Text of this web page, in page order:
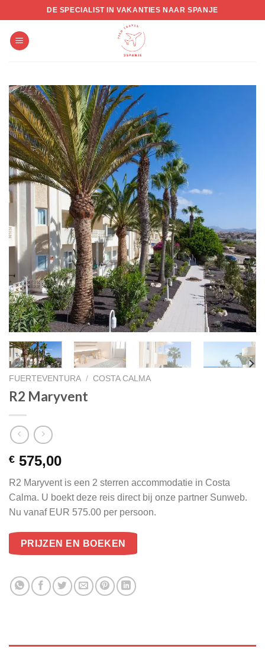
to
content
DE SPECIALIST IN VAKANTIES NAAR SPANJE
FUERTEVENTURA / COSTA CALMA
R2 Maryvent
€ 575,00
R2 Maryvent is een 2 sterren accommodatie in Costa
Calma. U boekt deze reis direct bij onze partner Sunweb.
Nu vanaf EUR 575.00 per persoon.
PRIJZEN EN BOEKEN